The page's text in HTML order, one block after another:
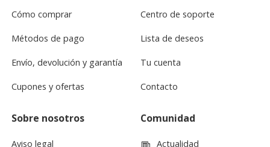
Cómo comprar
Métodos de pago
Envío, devolución y garantía
Cupones y ofertas
Centro de soporte
Lista de deseos
Tu cuenta
Contacto
Sobre nosotros
Aviso legal
Comunidad
Actualidad